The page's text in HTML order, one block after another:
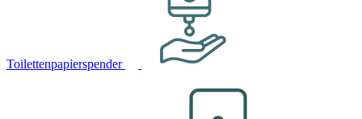
Toilettenpapierspender